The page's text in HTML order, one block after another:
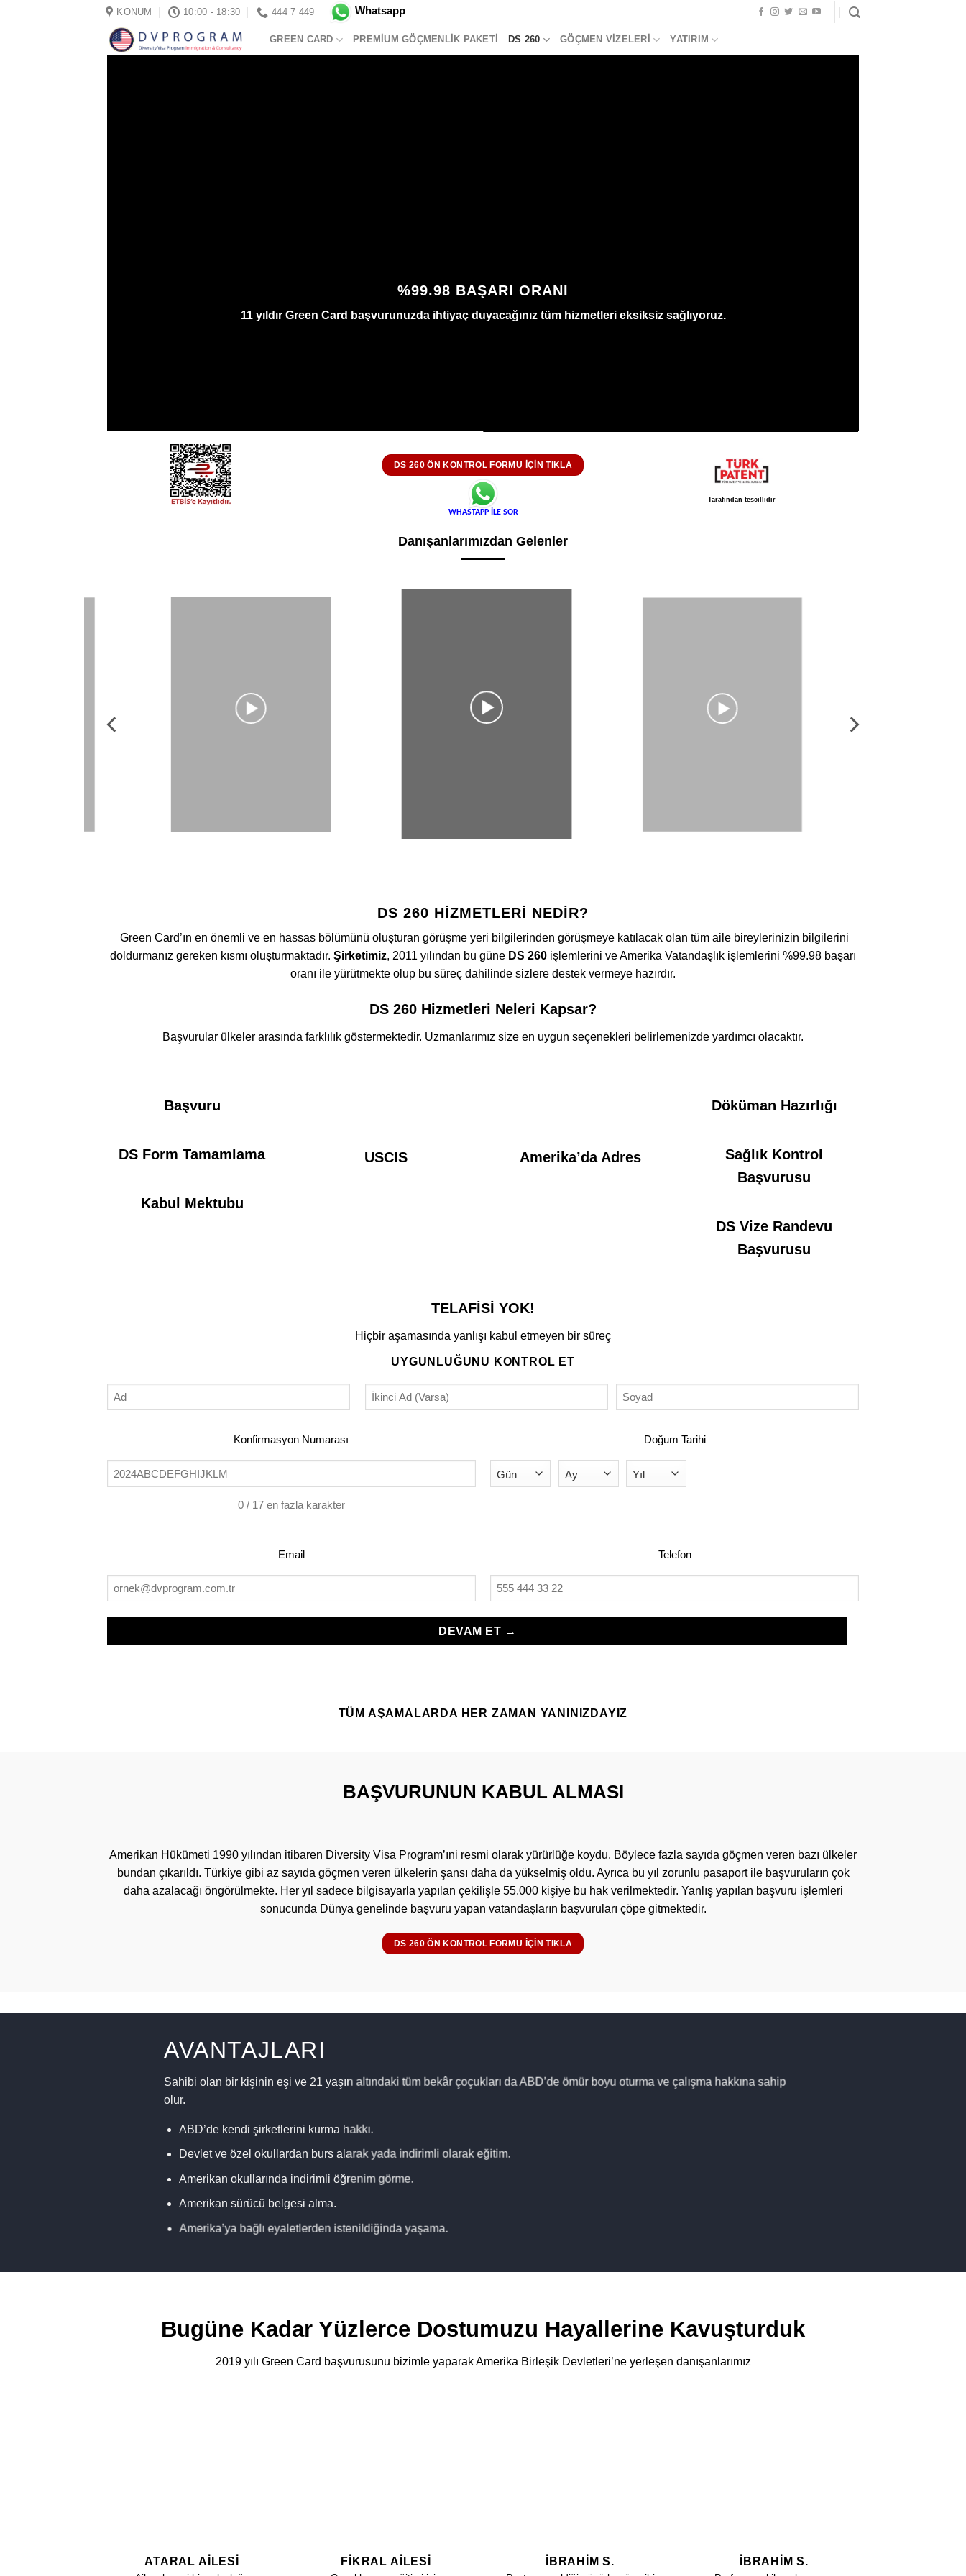
KONUM 10:00 - 18:30 444 7 449 Whatsapp
GREEN CARD PREMIUM GÖÇMENLIK PAKETI DS 260 GÖÇMEN VIZELERI YATIRIM
%99.98 BAŞARI ORANI
11 yıldır Green Card başvurunuzda ihtiyaç duyacağınız tüm hizmetleri eksiksiz sağlıyoruz.
DS 260 ÖN KONTROL FORMU IÇIN TIKLA
WHASTAPP İLE SOR
Tarafından tescillidir
Danışanlarımızdan Gelenler
DS 260 HIZMETLERI NEDIR?
Green Card’ın en önemli ve en hassas bölümünü oluşturan görüşme yeri bilgilerinden görüşmeye katılacak olan tüm aile bireylerinizin bilgilerini
doldurmanız gereken kısmı oluşturmaktadır. Şirketimiz, 2011 yılından bu güne DS 260 işlemlerini ve Amerika Vatandaşlık işlemlerini %99.98 başarı
oranı ile yürütmekte olup bu süreç dahilinde sizlere destek vermeye hazırdır.
DS 260 Hizmetleri Neleri Kapsar?
Başvurular ülkeler arasında farklılık göstermektedir. Uzmanlarımız size en uygun seçenekleri belirlemenizde yardımcı olacaktır.
Başvuru
DS Form Tamamlama
Kabul Mektubu
USCIS Amerika’da Adres
Döküman Hazırlığı
Sağlık Kontrol
Başvurusu
DS Vize Randevu
Başvurusu
TELAFİSİ YOK!
Hiçbir aşamasında yanlışı kabul etmeyen bir süreç
UYGUNLUĞUNU KONTROL ET
Konfirmasyon Numarası
0 / 17 en fazla karakter
Doğum Tarihi
Email Telefon
TÜM AŞAMALARDA HER ZAMAN YANINIZDAYIZ
BAŞVURUNUN KABUL ALMASI
Amerikan Hükümeti 1990 yılından itibaren Diversity Visa Program’ıni resmi olarak yürürlüğe koydu. Böylece fazla sayıda göçmen veren bazı ülkeler
bundan çıkarıldı. Türkiye gibi az sayıda göçmen veren ülkelerin şansı daha da yükselmiş oldu. Ayrıca bu yıl zorunlu pasaport ile başvuruların çok
daha azalacağı öngörülmekte. Her yıl sadece bilgisayarla yapılan çekilişle 55.000 kişiye bu hak verilmektedir. Yanlış yapılan başvuru işlemleri
sonucunda Dünya genelinde başvuru yapan vatandaşların başvuruları çöpe gitmektedir.
DS 260 ÖN KONTROL FORMU IÇIN TIKLA
AVANTAJLARI
Sahibi olan bir kişinin eşi ve 21 yaşın altındaki tüm bekâr çoçukları da ABD’de ömür boyu oturma ve çalışma hakkına sahip
olur.
ABD’de kendi şirketlerini kurma hakkı.
Devlet ve özel okullardan burs alarak yada indirimli olarak eğitim.
Amerikan okullarında indirimli öğrenim görme.
Amerikan sürücü belgesi alma.
Amerika’ya bağlı eyaletlerden istenildiğinda yaşama.
Bugüne Kadar Yüzlerce Dostumuzu Hayallerine Kavuşturduk
2019 yılı Green Card başvurusunu bizimle yaparak Amerika Birleşik Devletleri’ne yerleşen danışanlarımız
ATARAL AILESI FIKRAL AILESI İBRAHIM S. İBRAHIM S.